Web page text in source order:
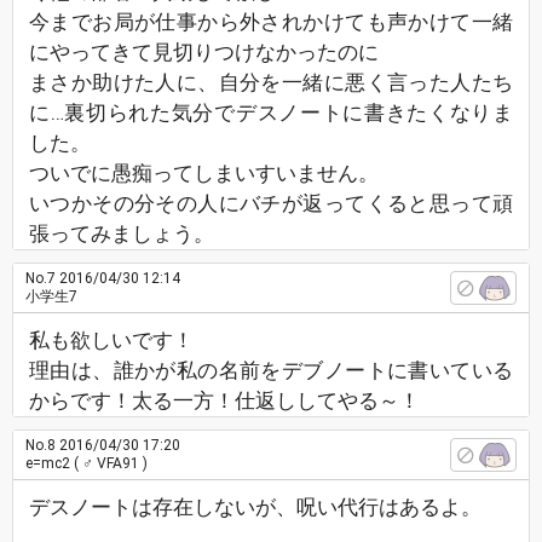
今までお局が仕事から外されかけても声かけて一緒
にやってきて見切りつけなかったのに
まさか助けた人に、自分を一緒に悪く言った人たち
に…裏切られた気分でデスノートに書きたくなりま
した。
ついでに愚痴ってしまいすいません。
いつかその分その人にバチが返ってくると思って頑
張ってみましょう。
No.7 2016/04/30 12:14
小学生7
私も欲しいです！
理由は、誰かが私の名前をデブノートに書いている
からです！太る一方！仕返ししてやる～！
No.8 2016/04/30 17:20
e=mc2 ( ♂ VFA91 )
デスノートは存在しないが、呪い代行はあるよ。